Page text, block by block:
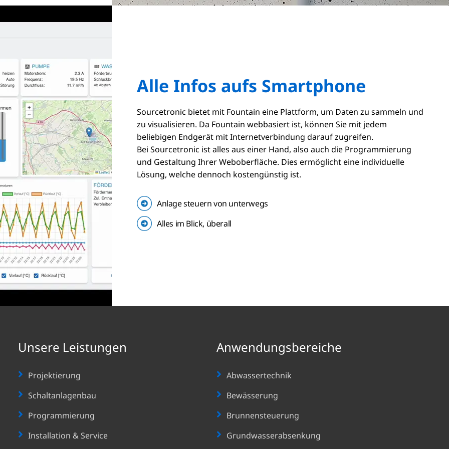
Alle Infos aufs Smartphone
Sourcetronic bietet mit Fountain eine Plattform, um Daten zu sammeln und
zu visualisieren. Da Fountain webbasiert ist, können Sie mit jedem
beliebigen Endgerät mit Internetverbindung darauf zugreifen.
Bei Sourcetronic istalles aus einer Hand, also auch die Programmierung
und Gestaltung Ihrer Weboberfläche. Dies ermöglicht eine individuelle
Lösung, welche dennoch kostengünstig ist.
Anlage steuern von unterwegs
Alles im Blick, überall
Unsere Leistungen
Projektierung
Schaltanlagenbau
Programmierung
Installation & Service
Anwendungsbereiche
Abwassertechnik
Bewässerung
Brunnensteuerung
Grundwasserabsenkung